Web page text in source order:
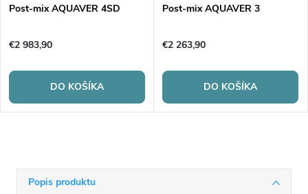
Popis produktu
Post-mix AQUAVER 4SD
€2 983,90
DO KOŠÍKA
Post-mix AQUAVER 3
€2 263,90
DO KOŠÍKA